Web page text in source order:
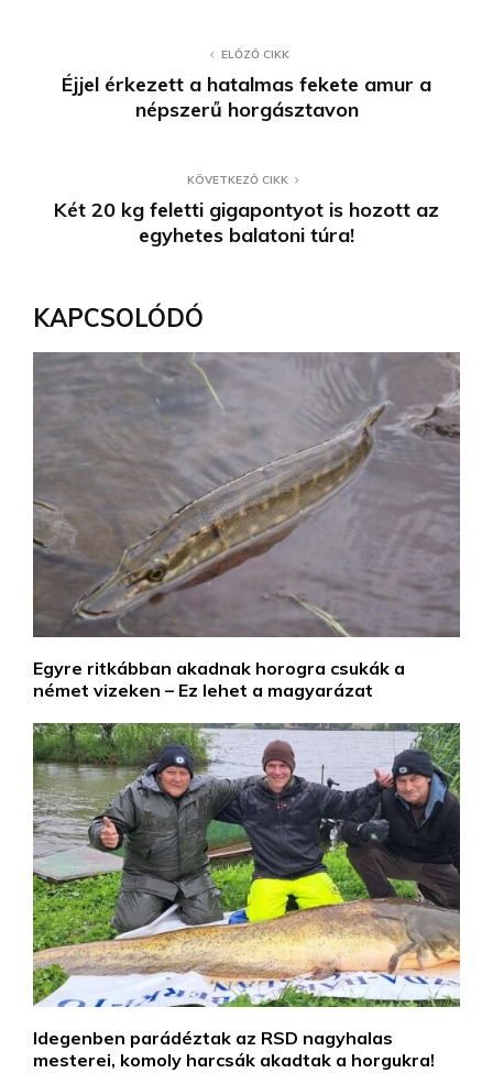
ELŐZŐ CIKK
Éjjel érkezett a hatalmas fekete amur a
népszerű horgásztavon
KÖVETKEZŐ CIKK
Két 20 kg feletti gigapontyot is hozott az
egyhetes balatoni túra!
KAPCSOLÓDÓ
Egyre ritkábban akadnak horogra csukák a
német vizeken – Ez lehet a magyarázat
Idegenben parádéztak az RSD nagyhalas
mesterei, komoly harcsák akadtak a horgukra!